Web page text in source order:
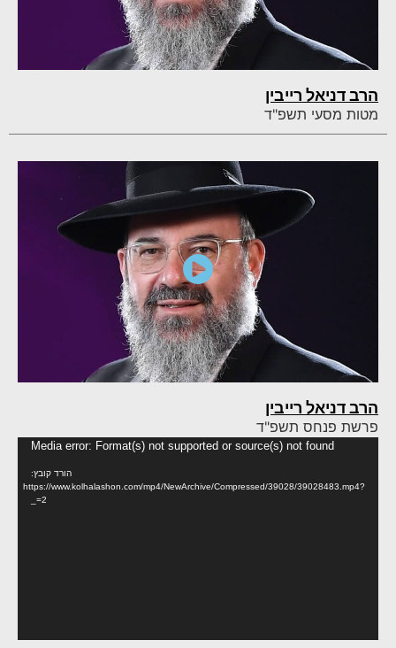
הרב דניאל רייבין
מטות מסעי תשפ"ד
הרב דניאל רייבין
פרשת פנחס תשפ"ד
Media error: Format(s) not supported or source(s) not found
הורד קובץ:
https://www.kolhalashon.com/mp4/NewArchive/Compressed/39028/39028483.mp4?
_=2